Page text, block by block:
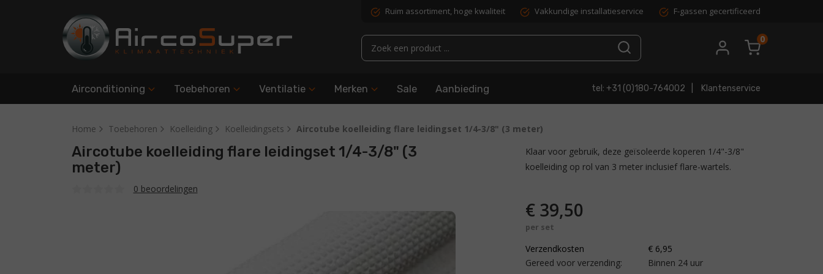
Ruim assortiment, hoge kwaliteit Vakkundige installatieservice F-gassen gecertificeerd
0
Airconditioning Toebehoren Ventilatie Merken Sale Aanbieding tel: +31 (0)180-764002 Klantenservice
Home Toebehoren Koelleiding Koelleidingsets
Aircotube koelleiding flare leidingset 1/4-3/8" (3 meter)
Klaar voor gebruik, deze geïsoleerde koperen 1/4"-3/8"
koelleiding op rol van 3 meter inclusief flare-wartels.
€ 39,50
per set
Verzendkosten
€ 6,95
Gereed voor verzending:
Binnen 24 uur
Aircotube koelleiding flare leidingset 1/4-3/8" (3
meter)
0 beoordelingen